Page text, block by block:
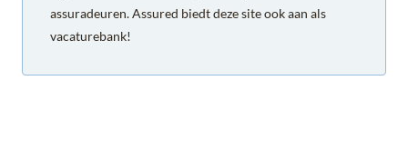
assuradeuren. Assured biedt deze site ook aan als
vacaturebank!